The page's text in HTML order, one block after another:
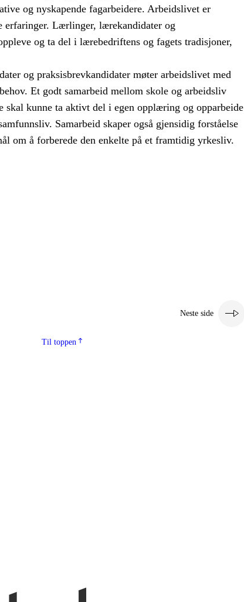
og nyskapende fagarbeidere. Arbeidslivet er
Lærlinger, lærekandidater og
og ta del i lærebedriftens og fagets tradisjoner,
og praksisbrevkandidater møter arbeidslivet med
Et godt samarbeid mellom skole og arbeidsliv
skal kunne ta aktivt del i egen opplæring og opparbeide
Samarbeid skaper også gjensidig forståelse
om å forberede den enkelte på et framtidig yrkesliv.
Neste side
Til toppen